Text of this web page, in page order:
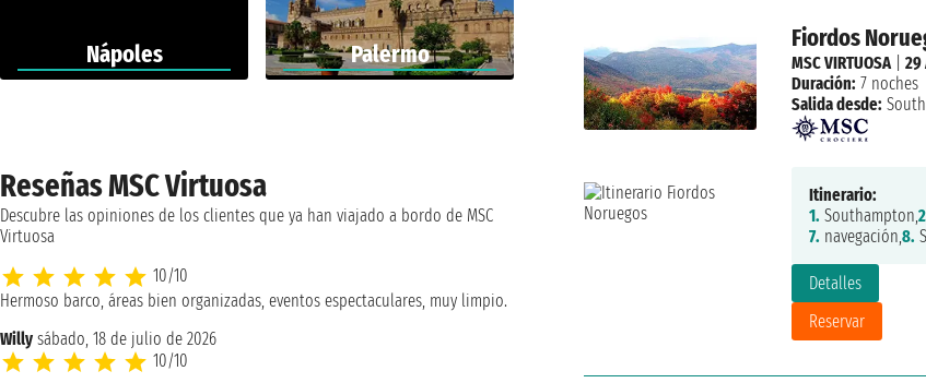
Fiordos
Detalles
Reservar
MSC VIRTUOSA| 29
Duración: 7 noches
Salida desde:
Itinerario:
1. Southampton,
7. navegación,8.
Nápoles Palermo
Reseñas MSC Virtuosa
Descubre las opiniones de los clientes que ya han viajado a bordo de MSC
Virtuosa
10/10
Hermoso barco, áreas bien organizadas, eventos espectaculares, muy limpio.
Willy sábado, 18 de julio de 2026
10/10